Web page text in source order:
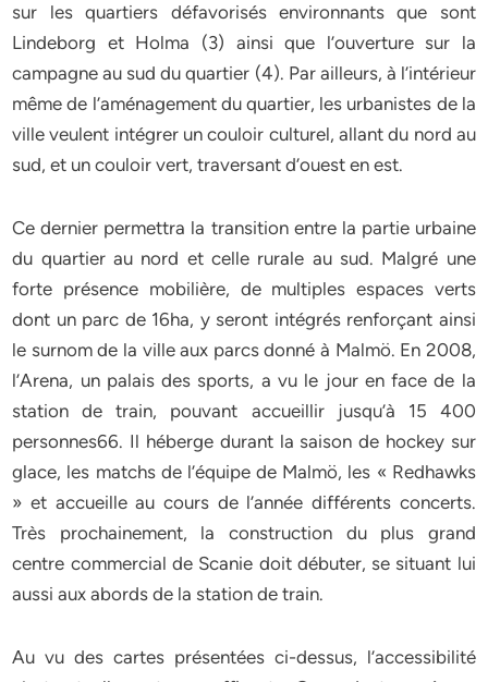
sur les quartiers défavorisés environnants que sont
Lindeborg et Holma (3) ainsi que l’ouverture sur la
campagne au sud du quartier (4). Par ailleurs, à l’intérieur
même de l’aménagement du quartier, les urbanistes de la
ville veulent intégrer un couloir culturel, allant du nord au
sud, et un couloir vert, traversant d’ouest en est.
Ce dernier permettra la transition entre la partie urbaine
du quartier au nord et celle rurale au sud. Malgré une
forte présence mobilière, de multiples espaces verts
dont un parc de 16ha, y seront intégrés renforçant ainsi
le surnom de la ville aux parcs donné à Malmö. En 2008,
l’Arena, un palais des sports, a vu le jour en face de la
station de train, pouvant accueillir jusqu’à 15 400
personnes66. Il héberge durant la saison de hockey sur
glace, les matchs de l’équipe de Malmö, les « Redhawks
» et accueille au cours de l’année différents concerts.
Très prochainement, la construction du plus grand
centre commercial de Scanie doit débuter, se situant lui
aussi aux abords de la station de train.
Au vu des cartes présentées ci-dessus, l’accessibilité